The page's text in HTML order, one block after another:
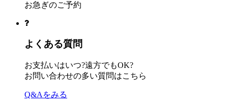
お急ぎのご予約
よくある質問
お支払いはいつ?遠方でもOK?
お問い合わせの多い質問はこちら
Q&Aをみる